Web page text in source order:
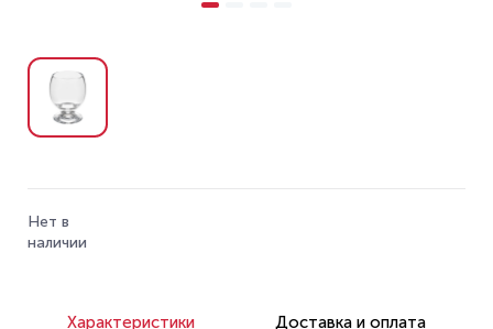
Нет в
наличии
Характеристики Доставка и оплата